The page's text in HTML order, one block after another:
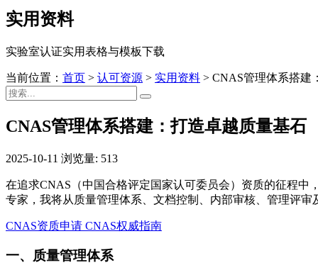
实用资料
实验室认证实用表格与模板下载
当前位置： 首页 > 认可资源 > 实用资料 > CNAS管理体系搭建
CNAS管理体系搭建：打造卓越质量基石
2025-10-11 浏览量: 513
在追求CNAS（中国合格评定国家认可委员会）资质的征程
专家，我将从质量管理体系、文档控制、内部审核、管理评
CNAS资质申请 CNAS权威指南
一、质量管理体系